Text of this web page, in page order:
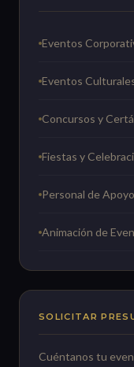
Eventos
Eventos
Concursos y
Fiestas y
Personal de Apoyo
Animación de
SOLICITAR
Cuéntanos tu